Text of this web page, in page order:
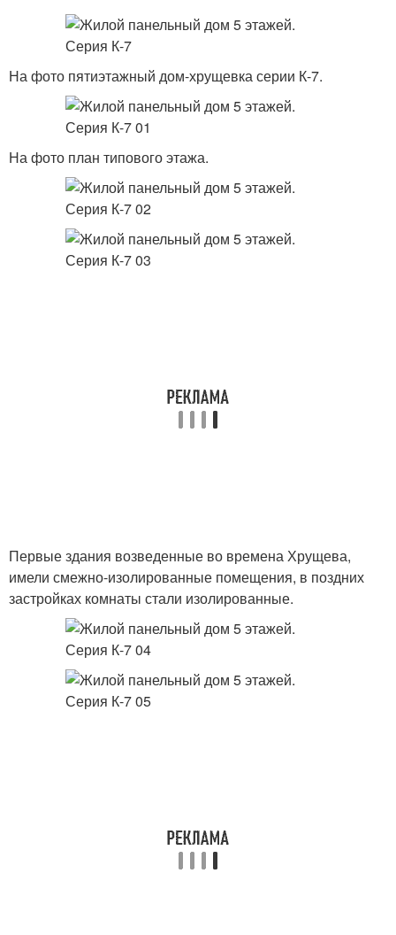
На фото пятиэтажный дом-хрущевка серии К-7.
На фото план типового этажа.
Первые здания возведенные во времена Хрущева,
имели смежно-изолированные помещения, в поздних
застройках комнаты стали изолированные.